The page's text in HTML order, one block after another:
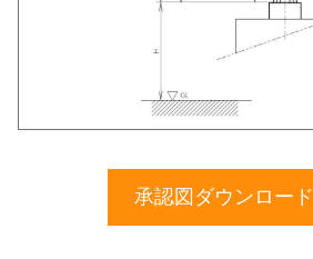
承認図ダウンロード